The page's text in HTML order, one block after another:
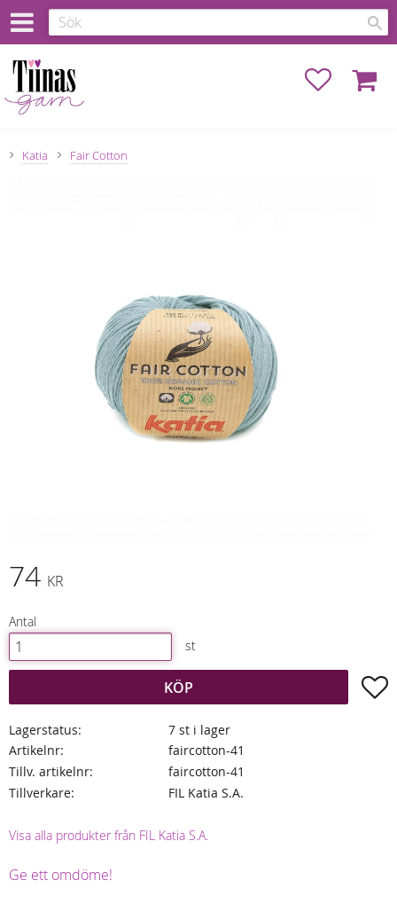
Favoriter
Katia Fair Cotton
74 KR
Antal
st
KÖP
Lagerstatus
7 st i lager
Artikelnr
faircotton-41
Tillv. artikelnr
faircotton-41
Tillverkare
FIL Katia S.A.
Visa alla produkter från FIL Katia S.A.
Ge ett omdöme!